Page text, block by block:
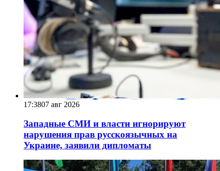
17:3807 авг 2026
Западные СМИ и власти игнорируют
нарушения прав русскоязычных на
Украине, заявили дипломаты